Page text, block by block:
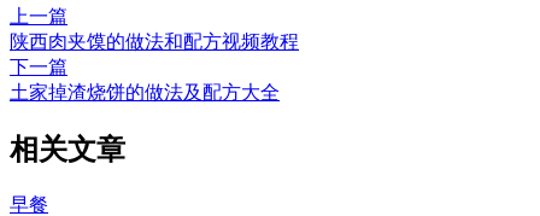
上一篇
陕西肉夹馍的做法和配方视频教程
下一篇
土家掉渣烧饼的做法及配方大全
相关文章
早餐